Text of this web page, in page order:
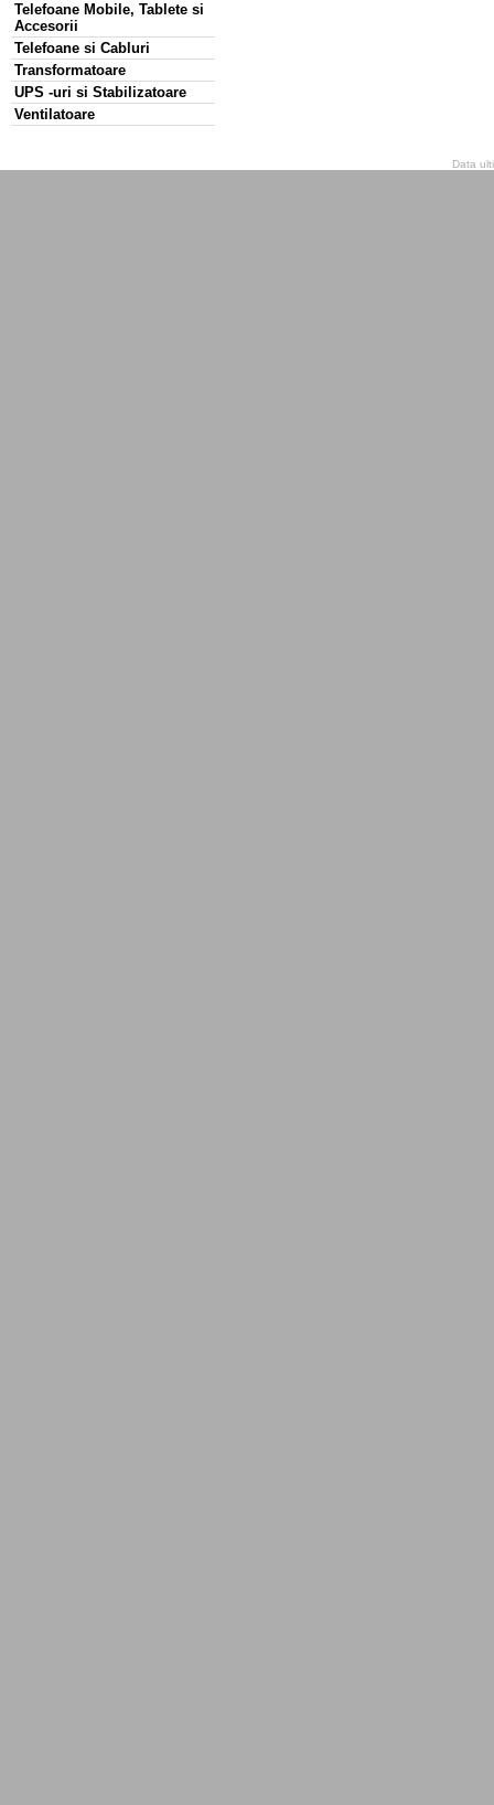
Telefoane Mobile, Tablete si
Accesorii
Telefoane si Cabluri
Transformatoare
UPS -uri si Stabilizatoare
Ventilatoare
Data